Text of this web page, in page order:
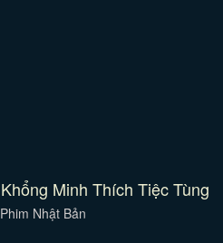
Khổng Minh Thích Tiệc Tùng
Phim Nhật Bản